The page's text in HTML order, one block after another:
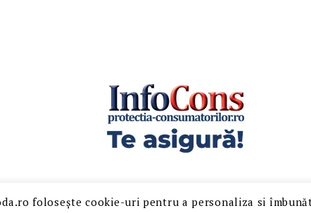
Copyright © 2020 Primăria Negru Vodă
folosește cookie-uri pentru a personaliza si